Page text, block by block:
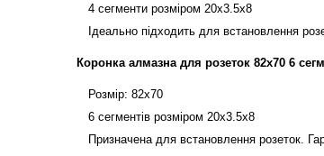
4 сегменти розміром 20x3.5x8
Ідеально підходить для встановлення
Коронка алмазна для розеток 82x70 6
Розмір: 82x70
6 сегментів розміром 20x3.5x8
Призначена для встановлення розеток.